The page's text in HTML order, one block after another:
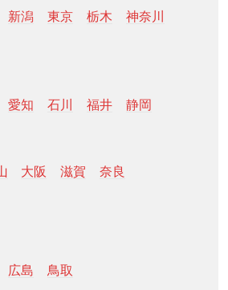
新潟 東京 栃木
神奈川
愛知 石川 福井 静岡
大阪 滋賀 奈良
広島 鳥取